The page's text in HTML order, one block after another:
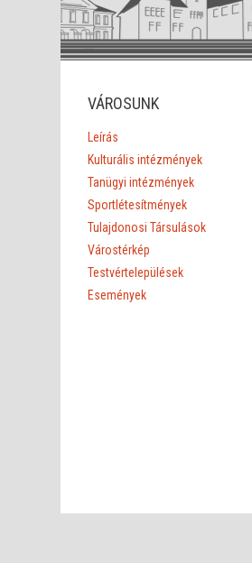
VÁROSUNK
Leírás
Kulturális intézmények
Tanügyi intézmények
Sportlétesítmények
Tulajdonosi Társulások
Várostérkép
Testvértelepülések
Események